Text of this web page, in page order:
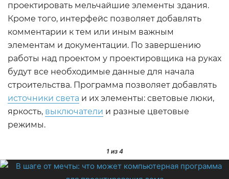
проектировать мельчайшие элементы здания.
Кроме того, интерфейс позволяет добавлять
комментарии к тем или иным важным
элементам и документации. По завершению
работы над проектом у проектировщика на руках
будут все необходимые данные для начала
строительства. Программа позволяет добавлять
источники света и их элементы: световые люки,
яркость, выключатели и разные цветовые
режимы.
1из 4